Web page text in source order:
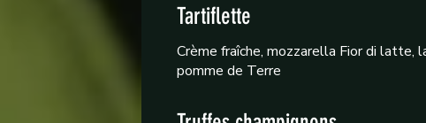
Tartiflette
Crème fraîche, mozzarella Fior di latte,
pomme de Terre